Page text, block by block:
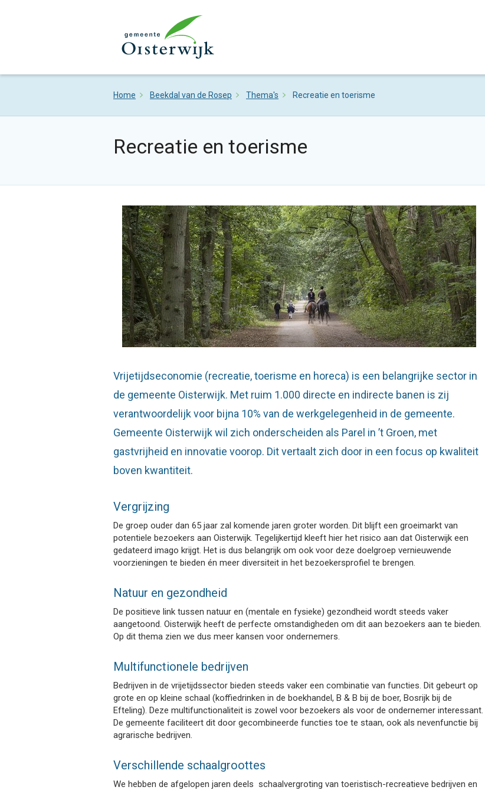
Home Beekdal van de Rosep Thema's Recreatie en toerisme
Recreatie en toerisme
Vrijetijdseconomie (recreatie, toerisme en horeca) is een belangrijke sector in
de gemeente Oisterwijk. Met ruim 1.000 directe en indirecte banen is zij
verantwoordelijk voor bijna 10% van de werkgelegenheid in de gemeente.
Gemeente Oisterwijk wil zich onderscheiden als Parel in ’t Groen, met
gastvrijheid en innovatie voorop. Dit vertaalt zich door in een focus op kwaliteit
boven kwantiteit.
Vergrijzing
De groep ouder dan 65 jaar zal komende jaren groter worden. Dit blijft een groeimarkt van
potentiele bezoekers aan Oisterwijk. Tegelijkertijd kleeft hier het risico aan dat Oisterwijk een
gedateerd imago krijgt. Het is dus belangrijk om ook voor deze doelgroep vernieuwende
voorzieningen te bieden én meer diversiteit in het bezoekersprofiel te brengen.
Natuur en gezondheid
De positieve link tussen natuur en (mentale en fysieke) gezondheid wordt steeds vaker
aangetoond. Oisterwijk heeft de perfecte omstandigheden om dit aan bezoekers aan te bieden.
Op dit thema zien we dus meer kansen voor ondernemers.
Multifunctionele bedrijven
Bedrijven in de vrijetijdssector bieden steeds vaker een combinatie van functies. Dit gebeurt op
grote en op kleine schaal (koffiedrinken in de boekhandel, B & B bij de boer, Bosrijk bij de
Efteling). Deze multifunctionaliteit is zowel voor bezoekers als voor de ondernemer interessant.
De gemeente faciliteert dit door gecombineerde functies toe te staan, ook als nevenfunctie bij
agrarische bedrijven.
Verschillende schaalgroottes
We hebben de afgelopen jaren deels schaalvergroting van toeristisch-recreatieve bedrijven en